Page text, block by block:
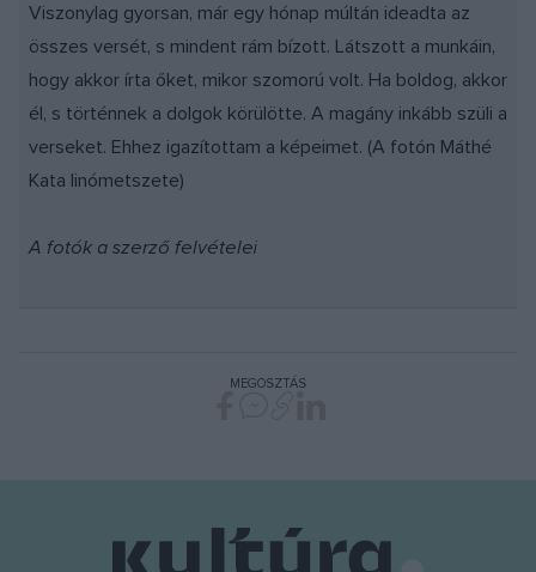
Viszonylag gyorsan, már egy hónap múltán ideadta az
összes versét, s mindent rám bízott. Látszott a munkáin,
hogy akkor írta őket, mikor szomorú volt. Ha boldog, akkor
él, s történnek a dolgok körülötte. A magány inkább szüli a
verseket. Ehhez igazítottam a képeimet. (A fotón Máthé
Kata linómetszete)
A fotók a szerző felvételei
MEGOSZTÁS